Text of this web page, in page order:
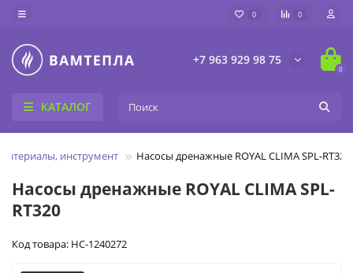
0 0
+7 963 929 98 75
0
КАТАЛОГ
инструмент Насосы дренажные ROYAL CLIMA SPL-RT320
Насосы дренажные ROYAL CLIMA SPL-
RT320
Код товара: НС-1240272